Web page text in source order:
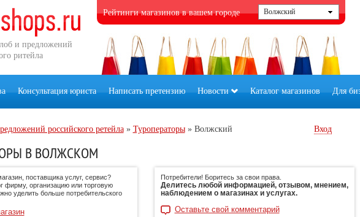
и предложений
ритейла
Рейтинги магазинов в вашем городе
Консультация юриста Написать претензию Новости Каталог магазинов Для
российского ретейла» Туроператоры» Волжский Вход
В ВОЛЖСКОМ
поставщика услуг, сервис?
фирму, организацию или торговую
уделить больше потребительского
Потребители! Боритесь за свои права.
Делитесь любой информацией, отзывом, мнением,
наблюдением о магазинах и услугах.
Оставьте свой комментарий